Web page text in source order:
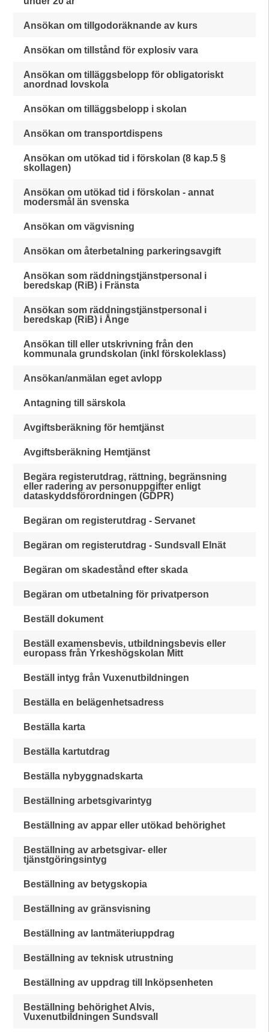
Ansökan om tillgodoräknande av kurs
Ansökan om tillstånd för explosiv vara
Ansökan om tilläggsbelopp för obligatoriskt
anordnad lovskola
Ansökan om tilläggsbelopp i skolan
Ansökan om transportdispens
Ansökan om utökad tid i förskolan (8 kap.5 §
skollagen)
Ansökan om utökad tid i förskolan - annat
modersmål än svenska
Ansökan om vägvisning
Ansökan om återbetalning parkeringsavgift
Ansökan som räddningstjänstpersonal i
beredskap (RiB) i Fränsta
Ansökan som räddningstjänstpersonal i
beredskap (RiB) i Ånge
Ansökan till eller utskrivning från den
kommunala grundskolan (inkl förskoleklass)
Ansökan/anmälan eget avlopp
Antagning till särskola
Avgiftsberäkning för hemtjänst
Avgiftsberäkning Hemtjänst
Begära registerutdrag, rättning, begränsning
eller radering av personuppgifter enligt
dataskyddsförordningen (GDPR)
Begäran om registerutdrag - Servanet
Begäran om registerutdrag - Sundsvall Elnät
Begäran om skadestånd efter skada
Begäran om utbetalning för privatperson
Beställ dokument
Beställ examensbevis, utbildningsbevis eller
europass från Yrkeshögskolan Mitt
Beställ intyg från Vuxenutbildningen
Beställa en belägenhetsadress
Beställa karta
Beställa kartutdrag
Beställa nybyggnadskarta
Beställning arbetsgivarintyg
Beställning av appar eller utökad behörighet
Beställning av arbetsgivar- eller
tjänstgöringsintyg
Beställning av betygskopia
Beställning av gränsvisning
Beställning av lantmäteriuppdrag
Beställning av teknisk utrustning
Beställning av uppdrag till Inköpsenheten
Beställning behörighet Alvis,
Vuxenutbildningen Sundsvall